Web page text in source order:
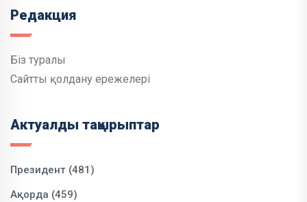
Редакция
Біз туралы
Сайтты қолдану ережелері
Актуалды тақырыптар
Президент (481)
Ақорда (459)